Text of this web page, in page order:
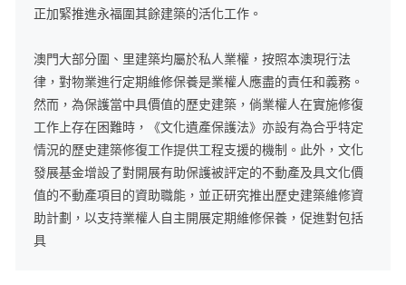
正加緊推進永福圍其餘建築的活化工作。
澳門大部分圍、里建築均屬於私人業權，按照本澳現行法
律，對物業進行定期維修保養是業權人應盡的責任和義務。
然而，為保護當中具價值的歷史建築，倘業權人在實施修復
工作上存在困難時，《文化遺產保護法》亦設有為合乎特定
情況的歷史建築修復工作提供工程支援的機制。此外，文化
發展基金增設了對開展有助保護被評定的不動產及具文化價
值的不動產項目的資助職能，並正研究推出歷史建築維修資
助計劃，以支持業權人自主開展定期維修保養，促進對包括
具